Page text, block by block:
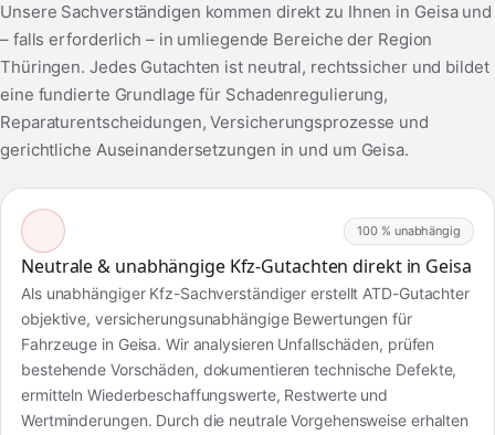
Unsere Sachverständigen kommen direkt zu Ihnen in Geisa und
– falls erforderlich – in umliegende Bereiche der Region
Thüringen. Jedes Gutachten ist neutral, rechtssicher und bildet
eine fundierte Grundlage für Schadenregulierung,
Reparaturentscheidungen, Versicherungsprozesse und
gerichtliche Auseinandersetzungen in und um Geisa.
100 % unabhängig
Neutrale & unabhängige Kfz-Gutachten direkt in Geisa
Als unabhängiger Kfz-Sachverständiger erstellt ATD-Gutachter
objektive, versicherungsunabhängige Bewertungen für
Fahrzeuge in Geisa. Wir analysieren Unfallschäden, prüfen
bestehende Vorschäden, dokumentieren technische Defekte,
ermitteln Wiederbeschaffungswerte, Restwerte und
Wertminderungen. Durch die neutrale Vorgehensweise erhalten